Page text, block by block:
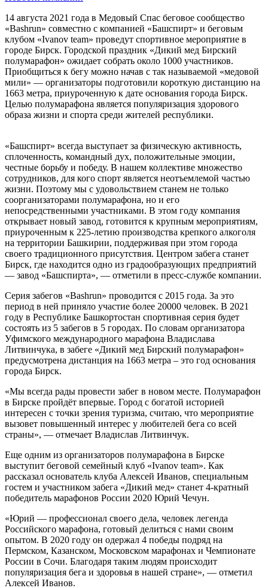
14 августа 2021 года в Медовый Спас беговое сообщество
«Bashrun» совместно с компанией «Башспирт» и беговым
клубом «Ivanov team» проведут спортивное мероприятие в
городе Бирск. Городской праздник «Дикий мед Бирский
полумарафон» ожидает собрать около 1000 участников.
Приобщиться к бегу можно начав с так называемой «медовой
мили» — организаторы подготовили короткую дистанцию на
1663 метра, приуроченную к дате основания города Бирск.
Целью полумарафона является популяризация здорового
образа жизни и спорта среди жителей республики.
«Башспирт» всегда выступает за физическую активность,
сплоченность, командный дух, положительные эмоции,
честные борьбу и победу. В нашем коллективе множество
сотрудников, для кого спорт является неотъемлемой частью
жизни. Поэтому мы с удовольствием станем не только
соорганизаторами полумарафона, но и его
непосредственными участниками. В этом году компания
открывает новый завод, готовится к крупным мероприятиям,
приуроченным к 225-летию производства крепкого алкоголя
на территории Башкирии, поддерживая при этом города
своего традиционного присутствия. Центром забега станет
Бирск, где находится одно из градообразующих предприятий
— завод «Башспирта», — отметили в пресс-службе компании.
Серия забегов «Bashrun» проводится с 2015 года. За это
период в ней приняло участие более 20000 человек. В 2021
году в Республике Башкортостан спортивная серия будет
состоять из 5 забегов в 5 городах. По словам организатора
Уфимского международного марафона Владислава
Литвинчука, в забеге «Дикий мед Бирский полумарафон»
предусмотрена дистанция на 1663 метра – это год основания
города Бирск.
«Мы всегда рады провести забег в новом месте. Полумарафон
в Бирске пройдёт впервые. Город с богатой историей
интересен с точки зрения туризма, считаю, что мероприятие
вызовет повышенный интерес у любителей бега со всей
страны», — отмечает Владислав Литвинчук.
Еще одним из организаторов полумарафона в Бирске
выступит беговой семейный клуб «Ivanov team». Как
рассказал основатель клуба Алексей Иванов, специальным
гостем и участником забега «Дикий мед» станет 4-кратный
победитель марафонов России 2020 Юрий Чечун.
«Юрий — профессионал своего дела, человек легенда
Российского марафона, готовый делиться с нами своим
опытом. В 2020 году он одержал 4 победы подряд на
Пермском, Казанском, Московском марафонах и Чемпионате
России в Сочи. Благодаря таким людям происходит
популяризация бега и здоровья в нашей стране», — отметил
Алексей Иванов.